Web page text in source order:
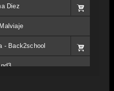
Diez
- Back2school